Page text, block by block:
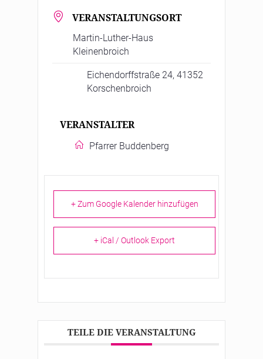
VERANSTALTUNGSORT
Martin-Luther-Haus
Kleinenbroich
Eichendorffstraße 24, 41352
Korschenbroich
VERANSTALTER
Pfarrer Buddenberg
+ Zum Google Kalender hinzufügen
+ iCal / Outlook Export
TEILE DIE VERANSTALTUNG